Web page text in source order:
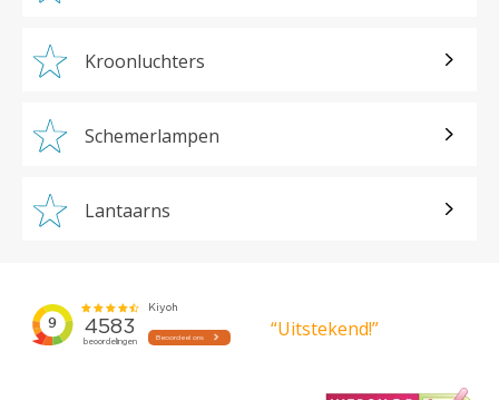
Kroonluchters
Schemerlampen
Lantaarns
“Uitstekend!”